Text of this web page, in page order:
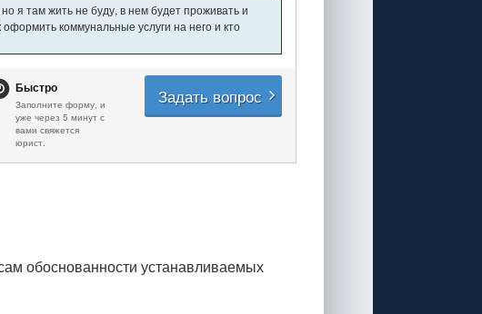
я там жить не буду, в нем будет проживать и
коммунальные услуги на него и кто
Быстро
Заполните форму, и
уже через 5 минут с
вами свяжется
юрист.
Задать вопрос
обоснованности устанавливаемых